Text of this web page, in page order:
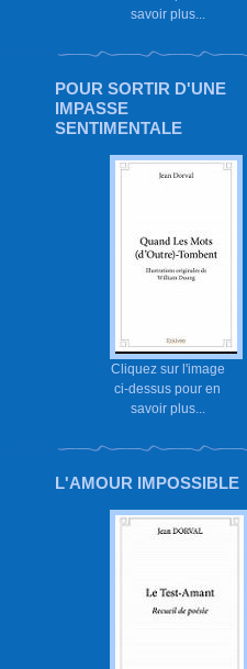
savoir plus...
POUR SORTIR D'UNE
IMPASSE
SENTIMENTALE
Cliquez sur l'image
ci-dessus pour en
savoir plus...
L'AMOUR IMPOSSIBLE